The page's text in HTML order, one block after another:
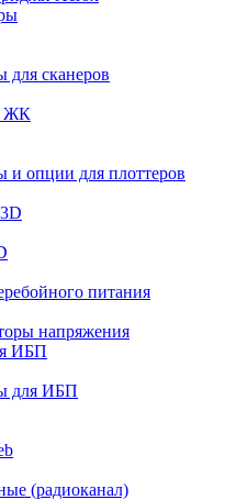
для сканеров
ЖК
и опции для плоттеров
питания
напряжения
ИБП
для ИБП
(радиоканал)